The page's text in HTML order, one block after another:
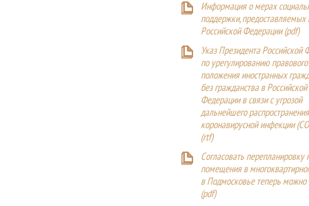
Информация о мерах
поддержки,
Российской Федерации (pdf)
Указ Президента Российской
по урегулированию правового
положения иностранных
без гражданства в Российской
Федерации в связи с угрозой
дальнейшего
коронавирусной инфекции
(rtf)
Согласовать перепланировку
помещения в
в Подмосковье теперь можно
(pdf)